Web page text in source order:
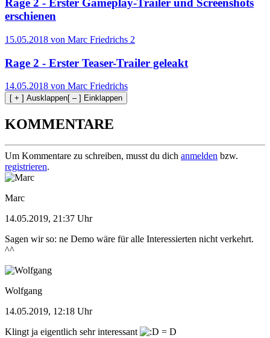
Rage 2 - Erster Gameplay-Trailer und Screenshots
erschienen
15.05.2018 von Marc Friedrichs 2
Rage 2 - Erster Teaser-Trailer geleakt
14.05.2018 von Marc Friedrichs
[ + ] Ausklappen[ – ] Einklappen
KOMMENTARE
Um Kommentare zu schreiben, musst du dich anmelden bzw.
registrieren.
Marc
14.05.2019, 21:37 Uhr
Sagen wir so: ne Demo wäre für alle Interessierten nicht verkehrt.
^^
Wolfgang
14.05.2019, 12:18 Uhr
Klingt ja eigentlich sehr interessant